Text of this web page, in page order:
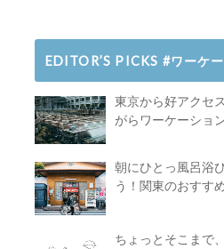
EDITOR’S PICKS #ワーケ
東京から好アクセ
がらワーケーショ
朝にひとっ風呂浴
う！関東のおすす
ちょっとそこまで